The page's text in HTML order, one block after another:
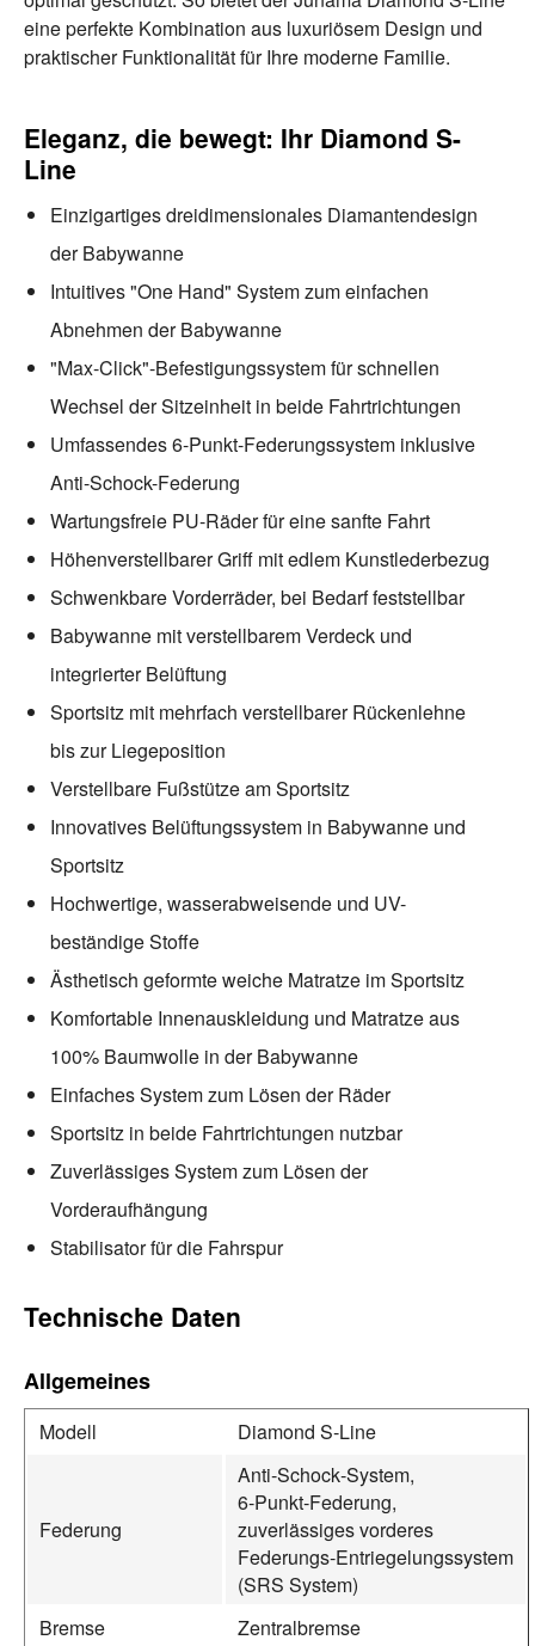
eine perfekte Kombination aus luxuriösem Design und
praktischer Funktionalität für Ihre moderne Familie.
Eleganz, die bewegt: Ihr Diamond S-
Line
Einzigartiges dreidimensionales Diamantendesign
der Babywanne
Intuitives "One Hand" System zum einfachen
Abnehmen der Babywanne
"Max-Click"-Befestigungssystem für schnellen
Wechsel der Sitzeinheit in beide Fahrtrichtungen
Umfassendes 6-Punkt-Federungssystem inklusive
Anti-Schock-Federung
Wartungsfreie PU-Räder für eine sanfte Fahrt
Höhenverstellbarer Griff mit edlem Kunstlederbezug
Schwenkbare Vorderräder, bei Bedarf feststellbar
Babywanne mit verstellbarem Verdeck und
integrierter Belüftung
Sportsitz mit mehrfach verstellbarer Rückenlehne
bis zur Liegeposition
Verstellbare Fußstütze am Sportsitz
Innovatives Belüftungssystem in Babywanne und
Sportsitz
Hochwertige, wasserabweisende und UV-
beständige Stoffe
Ästhetisch geformte weiche Matratze im Sportsitz
Komfortable Innenauskleidung und Matratze aus
100% Baumwolle in der Babywanne
Einfaches System zum Lösen der Räder
Sportsitz in beide Fahrtrichtungen nutzbar
Zuverlässiges System zum Lösen der
Vorderaufhängung
Stabilisator für die Fahrspur
Technische Daten
Allgemeines
Modell Diamond S‑Line
Federung
Anti‑Schock‑System,
6‑Punkt‑Federung,
zuverlässiges vorderes
Federungs‑Entriegelungssystem
(SRS System)
Bremse
Zentralbremse